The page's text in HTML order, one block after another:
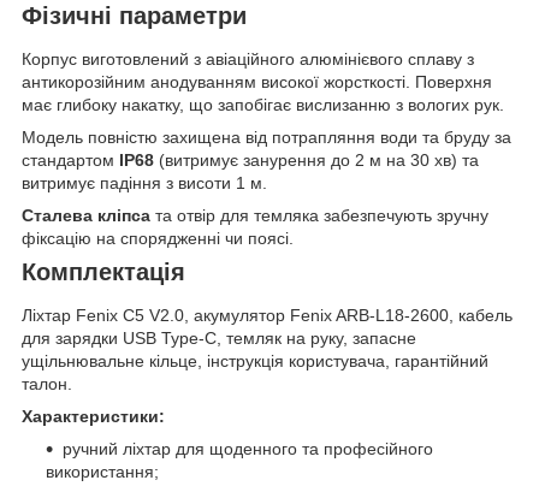
Фізичні параметри
Корпус виготовлений з авіаційного алюмінієвого сплаву з
антикорозійним анодуванням високої жорсткості. Поверхня
має глибоку накатку, що запобігає вислизанню з вологих рук.
Модель повністю захищена від потрапляння води та бруду за
стандартом IP68 (витримує занурення до 2 м на 30 хв) та
витримує падіння з висоти 1 м.
Сталева кліпса та отвір для темляка забезпечують зручну
фіксацію на спорядженні чи поясі.
Комплектація
Ліхтар Fenix C5 V2.0, акумулятор Fenix ARB-L18-2600, кабель
для зарядки USB Type-C, темляк на руку, запасне
ущільнювальне кільце, інструкція користувача, гарантійний
талон.
Характеристики:
ручний ліхтар для щоденного та професійного
використання;